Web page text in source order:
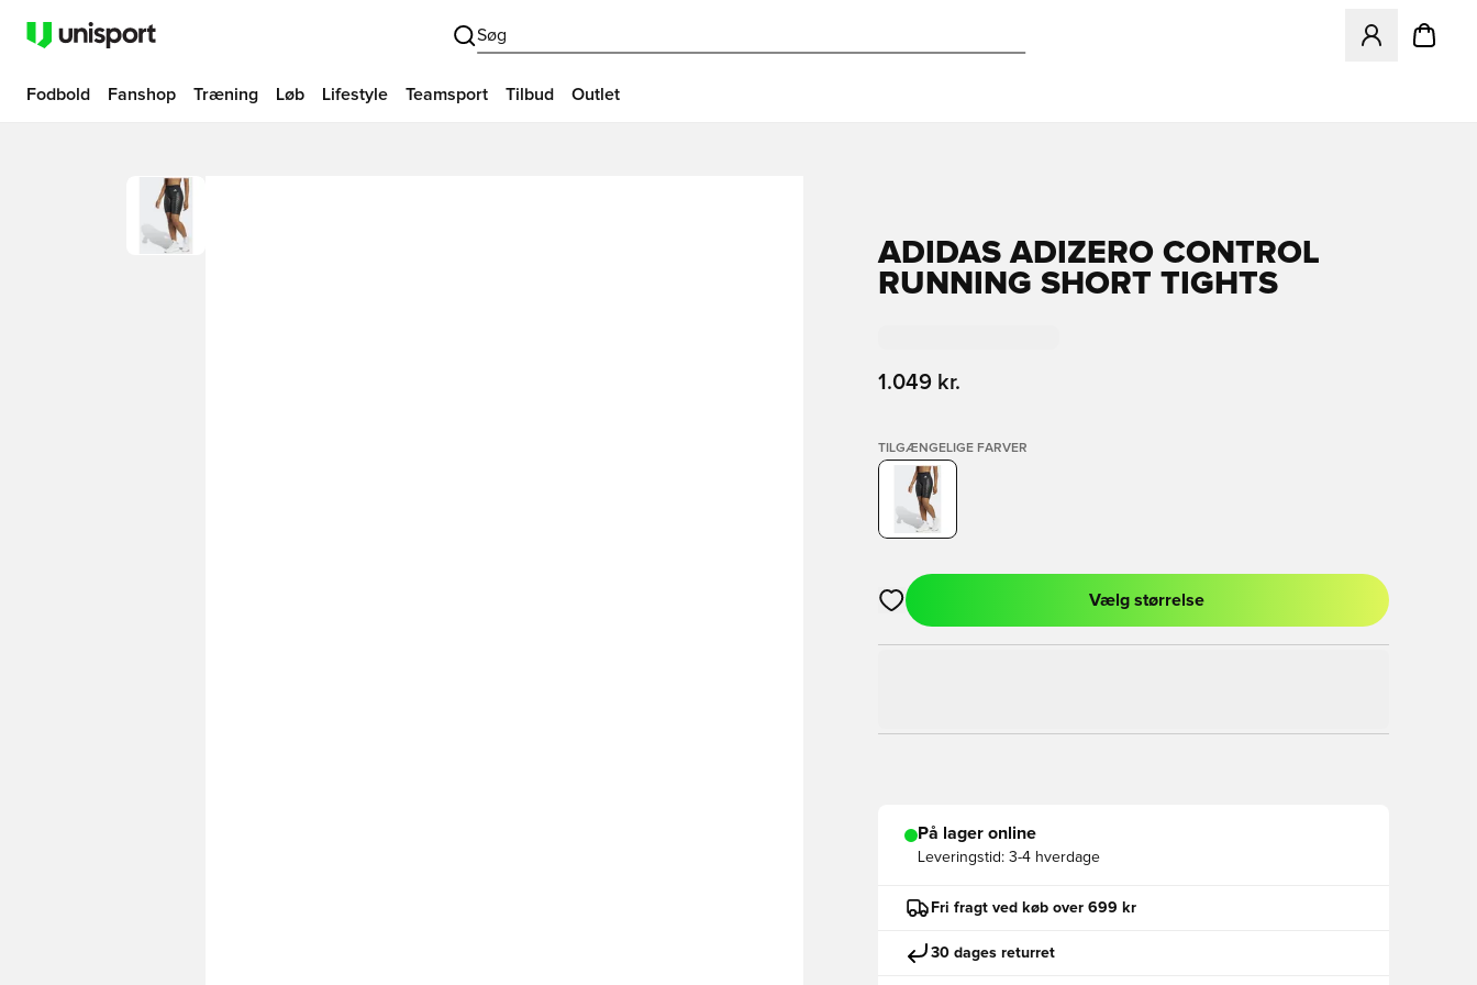
Søg
Åbner en
Fodbold Fanshop Træning Løb Lifestyle Teamsport Tilbud Outlet
ADIDAS ADIZERO CONTROL
RUNNING SHORT TIGHTS
1.049 kr.
TILGÆNGELIGE FARVER
Åbner en Modal til at logge ind eller tilmelde dig som medlem
Vælg størrelse
På lager online
Leveringstid: 3-4 hverdage
Fri fragt ved køb over 699 kr
30 dages returret